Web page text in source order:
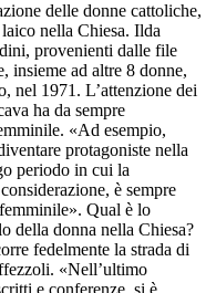
delle donne cattoliche,
nella Chiesa. Ilda
provenienti dalle file
insieme ad altre 8 donne,
nel 1971. L’attenzione dei
ha da sempre
«Ad esempio,
protagoniste nella
periodo in cui la
è sempre
Qual è lo
della donna nella Chiesa?
fedelmente la strada di
«Nell’ultimo
e conferenze, si è